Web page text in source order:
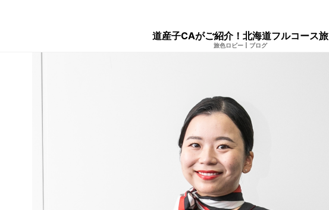
道産子CAがご紹介！北海道フルコース旅
旅色ロビー ブログ